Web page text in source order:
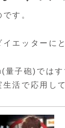
す。
イエッターに
子砲)ではす
生活で応用し